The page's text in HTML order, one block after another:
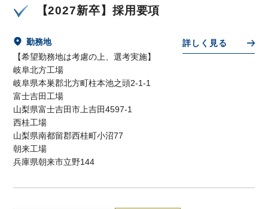
【2027新卒】採用要項
勤務地
【希望勤務地は考慮の上、選考実施】
岐阜北方工場
岐阜県本巣郡北方町柱本池之頭2-1-1
富士吉田工場
山梨県富士吉田市上吉田4597-1
西桂工場
山梨県南都留郡西桂町小沼77
朝来工場
兵庫県朝来市立野144
詳しく見る